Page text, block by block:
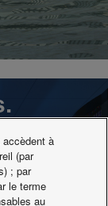
à
(par
; par
le terme
au